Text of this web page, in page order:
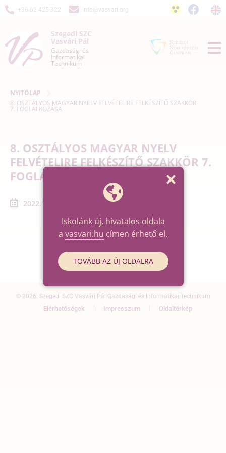
+36-62 425-322 info@vasvari.org
Szegedi SZC
Vasvári Pál
Gazdasági és
Informatikai
Technikum
NYITÓLAP
8. OSZTÁLYOS MAGYAR NYELV FELVÉTELIRE FELKÉSZÍTŐ SZAKKÖR
7. FOGLALKOZÁSA
8. OSZTÁLYOS MAGYAR NYELV
FELVÉTELIRE FELKÉSZÍTŐ SZAKKÖR 7.
FOGLALKOZÁSA
2022.12.20. - 2022.12.20.
© 2026. Szegedi SZC Vasvári Pál Gazdasági és Informatikai Technikum
Elérhetőségek Impresszum Oldaltérkép
Iskolánk új, hivatalos oldala
a vasvari.hu címen érhető el.
TOVÁBB AZ ÚJ OLDALRA